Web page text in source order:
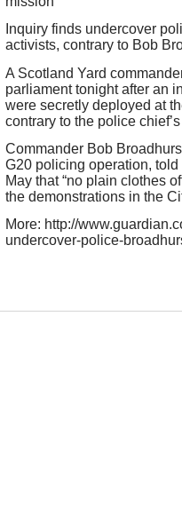
Inquiry finds undercover
activists, contrary to Bob
A Scotland Yard
parliament tonight after an
were secretly deployed at
contrary to the police
Commander Bob
G20 policing operation,
May that “no plain clothes
the demonstrations in the
More: http://
undercover-police-